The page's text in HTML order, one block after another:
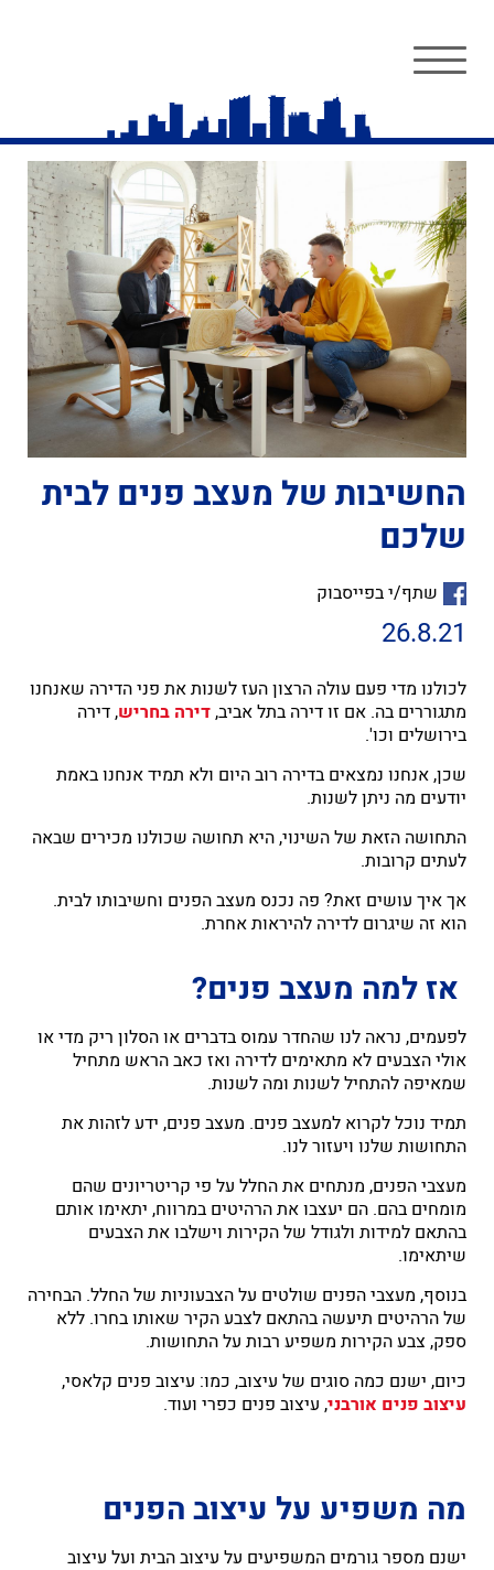
החשיבות של מעצב פנים לבית
שלכם
שתף/י בפייסבוק
26.8.21
לכולנו מדי פעם עולה הרצון העז לשנות את פני הדירה שאנחנו
מתגוררים בה. אם זו דירה בתל אביב,דירה בחריש, דירה
בירושלים וכו'.
שכן, אנחנו נמצאים בדירה רוב היום ולא תמיד אנחנו באמת
יודעים מה ניתן לשנות.
התחושה הזאת של השינוי, היא תחושה שכולנו מכירים שבאה
לעתים קרובות.
אך איך עושים זאת? פה נכנס מעצב הפנים וחשיבותו לבית.
הוא זה שיגרום לדירה להיראות אחרת.
אז למה מעצב פנים?
לפעמים, נראה לנו שהחדר עמוס בדברים או הסלון ריק מדי או
אולי הצבעים לא מתאימים לדירה ואז כאב הראש מתחיל
שמאיפה להתחיל לשנות ומה לשנות.
תמיד נוכל לקרוא למעצב פנים. מעצב פנים, ידע לזהות את
התחושות שלנו ויעזור לנו.
מעצבי הפנים, מנתחים את החלל על פי קריטריונים שהם
מומחים בהם. הם יעצבו את הרהיטים במרווח, יתאימו אותם
בהתאם למידות ולגודל של הקירות וישלבו את הצבעים
שיתאימו.
בנוסף, מעצבי הפנים שולטים על הצבעוניות של החלל. הבחירה
של הרהיטים תיעשה בהתאם לצבע הקיר שאותו בחרו. ללא
ספק, צבע הקירות משפיע רבות על התחושות.
כיום, ישנם כמה סוגים של עיצוב, כמו: עיצוב פנים קלאסי,
עיצוב פנים אורבני, עיצוב פנים כפרי ועוד.
מה משפיע על עיצוב הפנים
ישנם מספר גורמים המשפיעים על עיצוב הבית ועל עיצוב